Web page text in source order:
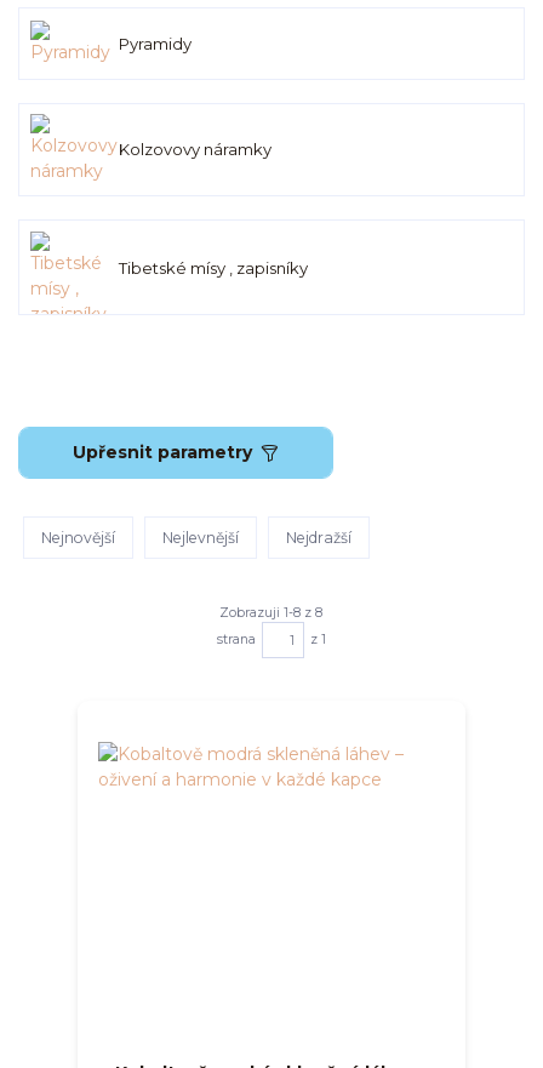
Pyramidy
Kolzovovy náramky
Tibetské mísy , zapisníky
Upřesnit parametry
Nejnovější Nejlevnější Nejdražší
Zobrazuji 1-8 z 8
strana
z 1